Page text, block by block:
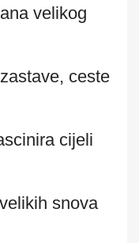
velikog
ceste
cijeli
snova